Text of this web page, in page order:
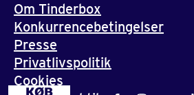
KØB
Om Tinderbox
Konkurrencebetingelser
Presse
Privatlivspolitik
Cookies